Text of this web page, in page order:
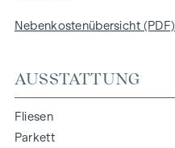
Nebenkostenübersicht (PDF)
AUSSTATTUNG
Fliesen
Parkett